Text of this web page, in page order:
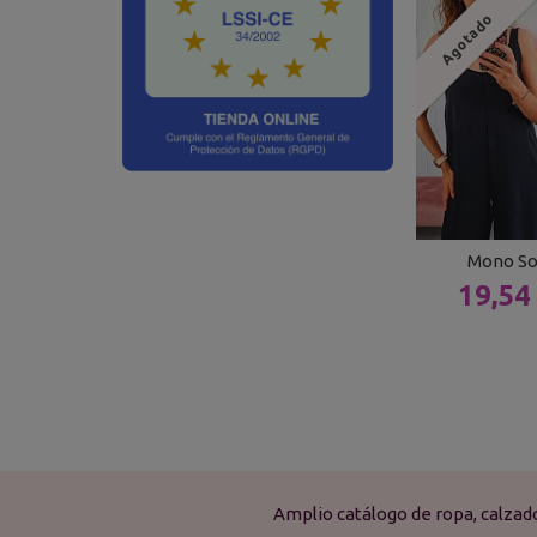
Agotado
Mono
Amplio catálogo de ropa,